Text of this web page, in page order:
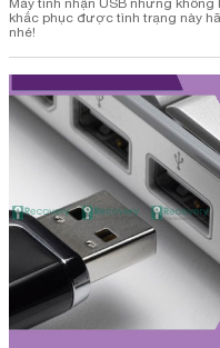
Máy tính nhận USB nhưng
khắc phục được tình trạng này
nhé!